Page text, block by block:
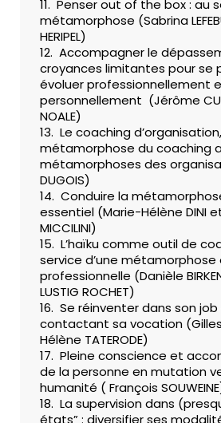
11. Penser out of the box : au
métamorphose (Sabrina
HERIPEL)
12. Accompagner le
croyances limitantes pour se
évoluer professionnellement
personnellement (Jérôme
NOALE)
13. Le coaching
métamorphose du coaching
métamorphoses des
DUGOIS)
14. Conduire la
essentiel (Marie-Hélène DINI
MICCILINI)
15. L’haïku comme outil de
service d’une
professionnelle (Danièle
LUSTIG ROCHET)
16. Se réinventer dans son
contactant sa vocation (Gilles
Hélène TATERODE)
17. Pleine conscience et
de la personne en mutation
humanité ( François
18. La supervision dans
états” : diversifier ses